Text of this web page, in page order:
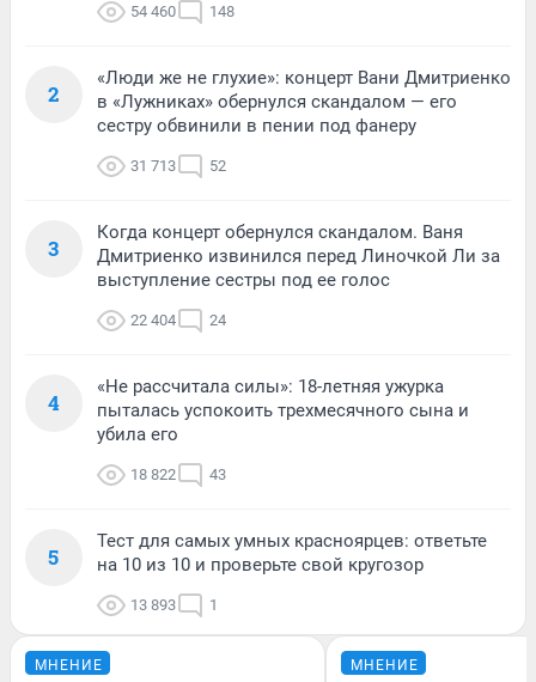
54 460 148
2
«Люди же не глухие»: концерт Вани Дмитриенко
в «Лужниках» обернулся скандалом — его
сестру обвинили в пении под фанеру
31 713 52
3
Когда концерт обернулся скандалом. Ваня
Дмитриенко извинился перед Линочкой Ли за
выступление сестры под ее голос
22 404 24
4
«Не рассчитала силы»: 18-летняя ужурка
пыталась успокоить трехмесячного сына и
убила его
18 822 43
5
Тест для самых умных красноярцев: ответьте
на 10 из 10 и проверьте свой кругозор
13 893 1
МНЕНИЕ МНЕНИЕ